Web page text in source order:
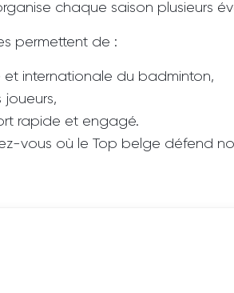
chaque saison plusieurs
permettent de :
et internationale du badminton,
joueurs,
rapide et engagé.
vous où le Top belge défend